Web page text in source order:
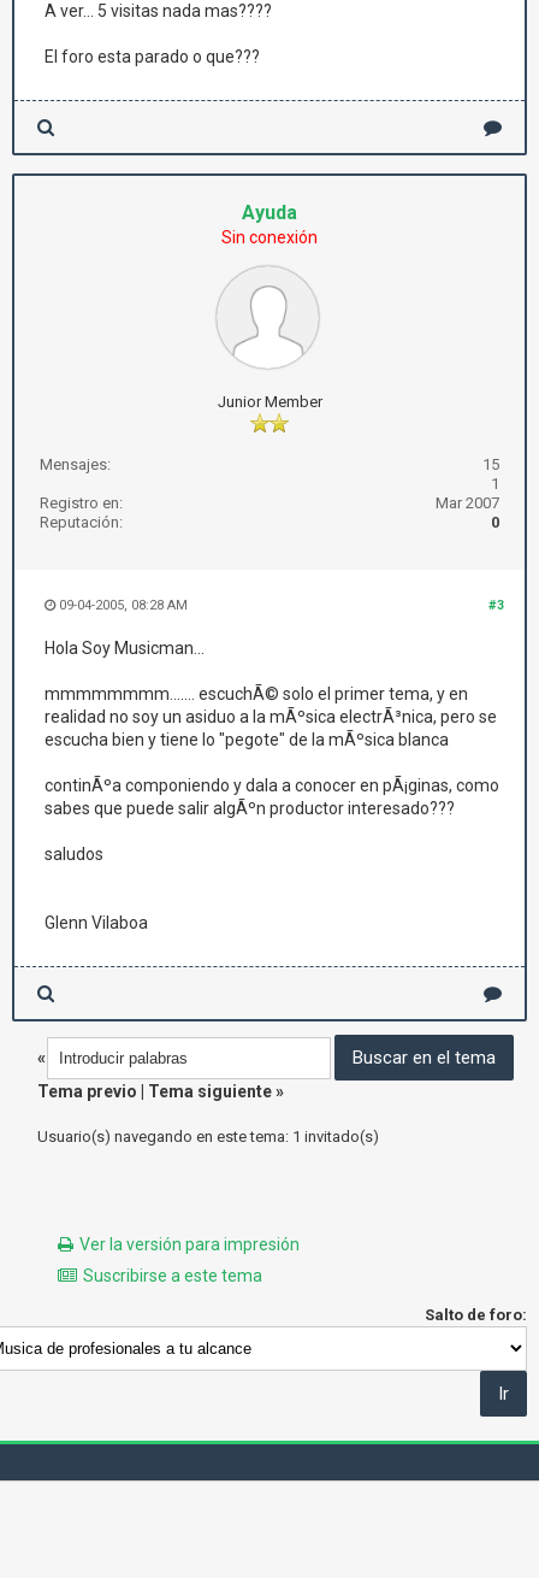
A ver... 5 visitas nada mas????
El foro esta parado o que???
Ayuda
Sin conexión
Junior Member
Mensajes:
15
1
Registro en:
Mar 2007
Reputación:
0
#3
09-04-2005, 08:28 AM
Hola Soy Musicman...
mmmmmmmm....... escuchÃ© solo el primer tema, y en
realidad no soy un asiduo a la mÃºsica electrÃ³nica, pero se
escucha bien y tiene lo "pegote" de la mÃºsica blanca
continÃºa componiendo y dala a conocer en pÃ¡ginas, como
sabes que puede salir algÃºn productor interesado???
saludos
Glenn Vilaboa
«
Tema previo
Tema siguiente»
Usuario(s) navegando en este tema: 1 invitado(s)
Ver la versión para impresión
Suscribirse a este tema
Salto de foro: